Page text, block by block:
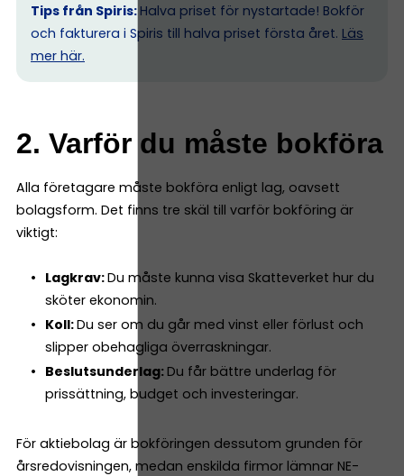
Tips från Spiris: Halva priset för nystartade! Bokför
och fakturera i Spiris till halva priset första året. Läs
mer här.
2. Varför du måste bokföra
Alla företagare måste bokföra enligt lag, oavsett
bolagsform. Det finns tre skäl till varför bokföring är
viktigt:
Lagkrav:Du måste kunna visa Skatteverket hur du
sköter ekonomin.
Koll:Du ser om du går med vinst eller förlust och
slipper obehagliga överraskningar.
Beslutsunderlag: Du får bättre underlag för
prissättning, budget och investeringar.
För aktiebolag är bokföringen dessutom grunden för
årsredovisningen, medan enskilda firmor lämnar NE-